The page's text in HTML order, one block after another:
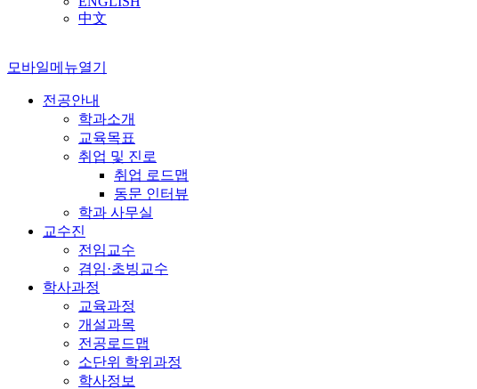
中文
모바일메뉴열기
전공안내
학과소개
교육목표
취업 및 진로
취업 로드맵
동문 인터뷰
학과 사무실
교수진
전임교수
겸임·초빙교수
학사과정
교육과정
개설과목
전공로드맵
소단위 학위과정
학사정보